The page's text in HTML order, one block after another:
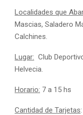
Localidades que
Mascias, Saladero
Calchines.
Lugar: Club
Helvecia.
Horario: 7 a 15 hs
Cantidad de Tarjetas